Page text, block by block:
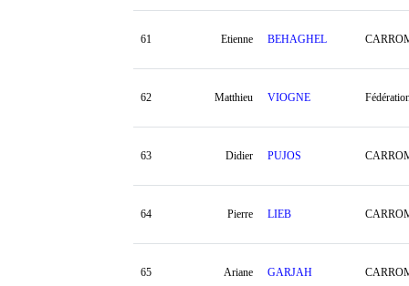
61 Etienne BEHAGHEL
62 Matthieu VIOGNE
63 Didier PUJOS
64 Pierre LIEB
65 Ariane GARJAH